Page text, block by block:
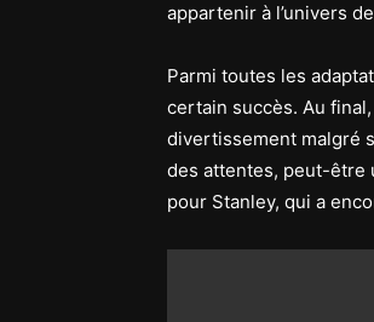
appartenir à l’univers
Parmi toutes les
certain succès. Au final,
divertissement malgré
des attentes, peut-être
pour Stanley, qui a